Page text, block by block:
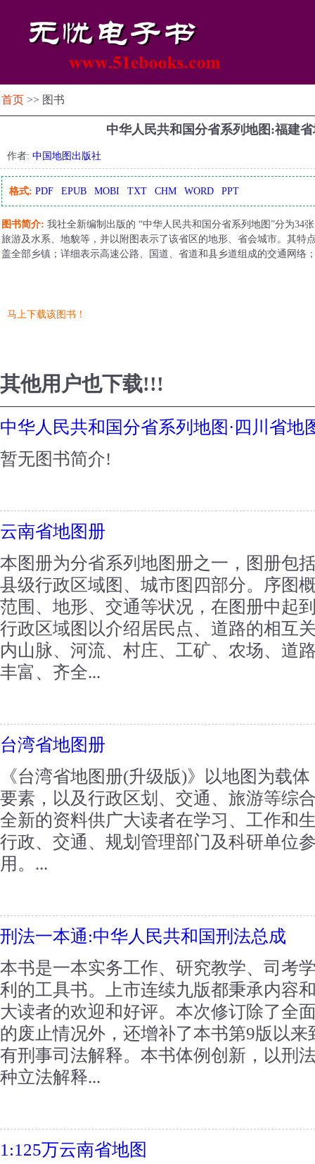
首页 >> 图书
中华人民共和国分省系列地图:福建
作者: 中国地图出版社
格式: PDF EPUB MOBI TXT CHM WORD PPT
图书简介: 我社全新编制出版的 “中华人民共和国分省系列地图”分为34
旅游及水系、地貌等，并以附图表示了该省区的地形、省会城市。其特
盖全部乡镇；详细表示高速公路、国道、省道和县乡道组成的交通网络
马上下载该图书！
其他用户也下载!!!
中华人民共和国分省系列地图·四川省地
暂无图书简介!
云南省地图册
本图册为分省系列地图册之一，图册包
县级行政区域图、城市图四部分。序图
范围、地形、交通等状况，在图册中起
行政区域图以介绍居民点、道路的相互
内山脉、河流、村庄、工矿、农场、道
丰富、齐全...
台湾省地图册
《台湾省地图册(升级版)》以地图为载
要素，以及行政区划、交通、旅游等综
全新的资料供广大读者在学习、工作和
行政、交通、规划管理部门及科研单位
用。...
刑法一本通:中华人民共和国刑法总成
本书是一本实务工作、研究教学、司考
利的工具书。上市连续九版都秉承内容
大读者的欢迎和好评。本次修订除了全
的废止情况外，还增补了本书第9版以来
有刑事司法解释。本书体例创新，以刑
种立法解释...
1:125万云南省地图